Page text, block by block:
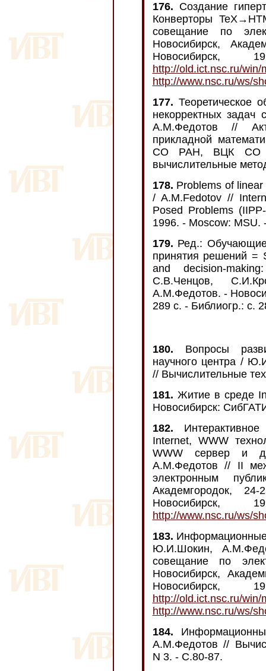
176. Создание
Конверторы
совещание по
Новосибирск,
http://old.ict.nsc.ru/
http://www.nsc.ru/ws/
177. Теоретическое
некорректных
А.М.Федотов //
прикладной
СО РАН, ВЦК СО
вычислительные
178. Problems of
/ A.M.Fedotov //
Posed Problems
1996. - Moscow: MSU.
179. Ред.:
принятия решений =
and decision-
С.В.Ченцов,
А.М.Федотов. -
289 с. - Библиогр.: с.
180. Вопросы
научного центра /
// Вычислительные
181. Житие в среде
Новосибирск:
182.
Internet, WWW
WWW сервер и
А.М.Федотов // II
электронным
Академгородок,
http://www.nsc.ru/ws/
183.
Ю.И.Шокин,
совещание по
Новосибирск,
http://old.ict.nsc.ru/
http://www.nsc.ru/ws/
184.
А.М.Федотов //
N 3. - С.80-87.